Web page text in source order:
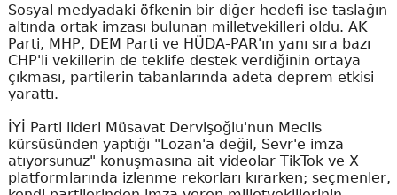
Sosyal medyadaki öfkenin bir diğer hedefi ise taslağın
altında ortak imzası bulunan milletvekilleri oldu. AK
Parti, MHP, DEM Parti ve HÜDA-PAR'ın yanı sıra bazı
CHP'li vekillerin de teklife destek verdiğinin ortaya
çıkması, partilerin tabanlarında adeta deprem etkisi
yarattı.
İYİ Parti lideri Müsavat Dervişoğlu'nun Meclis
kürsüsünden yaptığı "Lozan'a değil, Sevr'e imza
atıyorsunuz" konuşmasına ait videolar TikTok ve X
platformlarında izlenme rekorları kırarken; seçmenler,